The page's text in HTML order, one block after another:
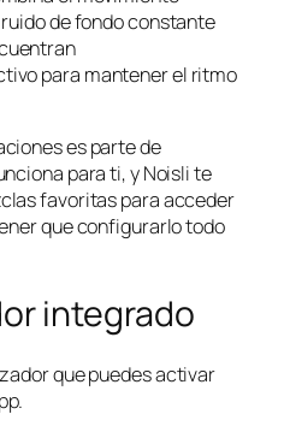
de fondo constante
para mantener el ritmo
es parte de
para ti, y Noisli te
favoritas para acceder
que configurarlo todo
integrado
que puedes activar